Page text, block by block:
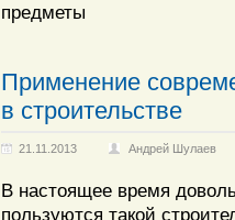
предметы
Применение
в строительстве
21.11.2013 Андрей Шулаев
В настоящее время
пользуются такой